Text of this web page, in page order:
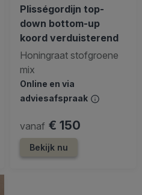
Plisségordijn top-
down bottom-up
koord verduisterend
Honingraat stofgroene
mix
Online en via
adviesafspraak
vanaf € 150
Bekijk nu